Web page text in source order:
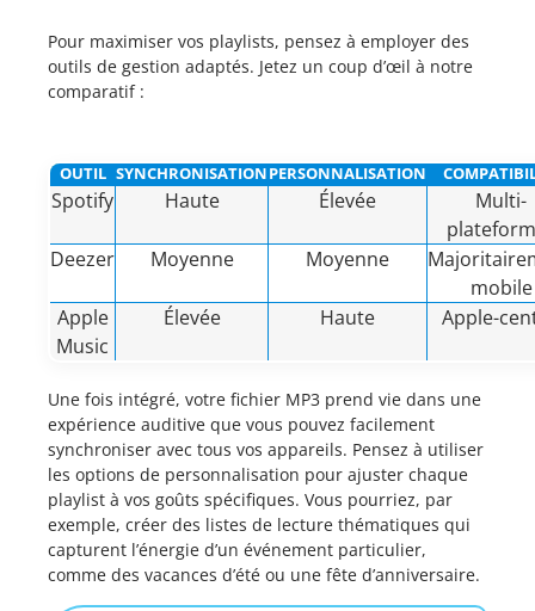
Pour maximiser vos playlists, pensez à employer des
outils de gestion adaptés. Jetez un coup d’œil à notre
comparatif :
OUTIL SYNCHRONISATIONPERSONNALISATION
Spotify Haute Élevée
Multi-
Deezer
Moyenne Moyenne
mobile
Apple
Music
Élevée Haute Apple-
Une fois intégré, votre fichier MP3 prend vie dans une
expérience auditive que vous pouvez facilement
synchroniser avec tous vos appareils. Pensez à utiliser
les options de personnalisation pour ajuster chaque
playlist à vos goûts spécifiques. Vous pourriez, par
exemple, créer des listes de lecture thématiques qui
capturent l’énergie d’un événement particulier,
comme des vacances d’été ou une fête d’anniversaire.